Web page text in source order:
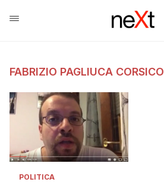
FABRIZIO PAGLIUCA CORSICO
POLITICA